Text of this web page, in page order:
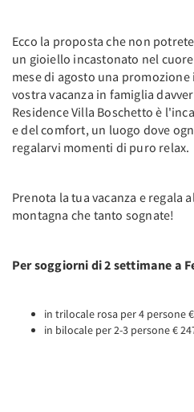
Ecco la proposta che non
un gioiello incastonato nel
mese di agosto una
vostra vacanza in famiglia
Residence Villa Boschetto è
e del comfort, un luogo dove
regalarvi momenti di puro relax.
Prenota la tua vacanza e regala
montagna che tanto sognate!
Per soggiorni di 2 settimane a
in trilocale rosa per 4 persone
in bilocale per 2-3 persone €